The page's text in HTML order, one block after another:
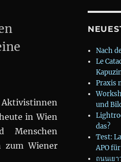
in Wien
Menschen
zum Wiener
Protesten in der Türkei
Nach
Le
Praxis
und
das?
Test:
APO
ถนนเย